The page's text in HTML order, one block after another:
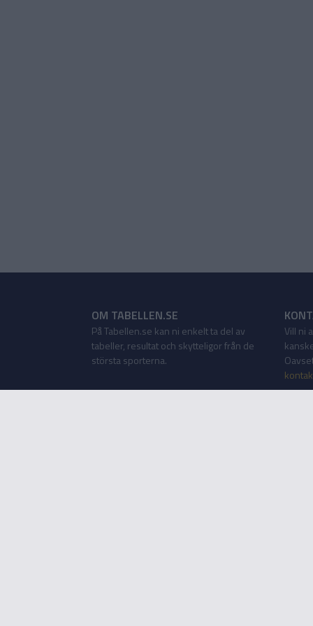
OM TABELLEN.SE
På Tabellen.se kan ni enkelt ta del av
tabeller, resultat och skytteligor från de
största sporterna.
Vill ni